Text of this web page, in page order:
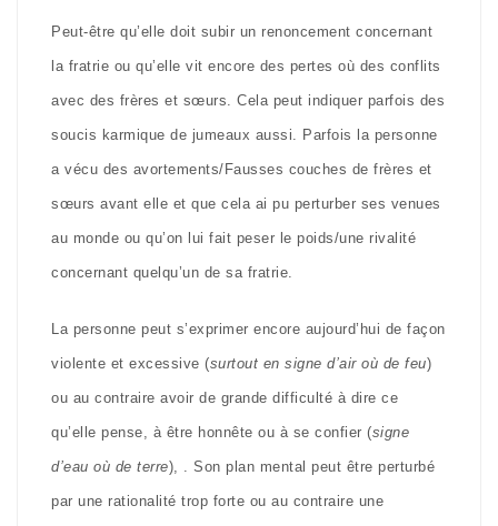
Peut-être qu’elle doit subir un renoncement concernant
la fratrie ou qu’elle vit encore des pertes où des conflits
avec des frères et sœurs. Cela peut indiquer parfois des
soucis karmique de jumeaux aussi. Parfois la personne
a vécu des avortements/Fausses couches de frères et
sœurs avant elle et que cela ai pu perturber ses venues
au monde ou qu’on lui fait peser le poids/une rivalité
concernant quelqu’un de sa fratrie.
La personne peut s’exprimer encore aujourd’hui de façon
violente et excessive (surtout en signe d’air où de feu)
ou au contraire avoir de grande difficulté à dire ce
qu’elle pense, à être honnête ou à se confier (signe
d’eau où de terre), . Son plan mental peut être perturbé
par une rationalité trop forte ou au contraire une